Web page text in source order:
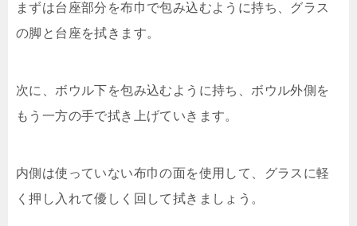
まずは台座部分を布巾で包み込むように持ち、グラス
の脚と台座を拭きます。
次に、ボウル下を包み込むように持ち、ボウル外側を
もう一方の手で拭き上げていきます。
内側は使っていない布巾の面を使用して、グラスに軽
く押し入れて優しく回して拭きましょう。